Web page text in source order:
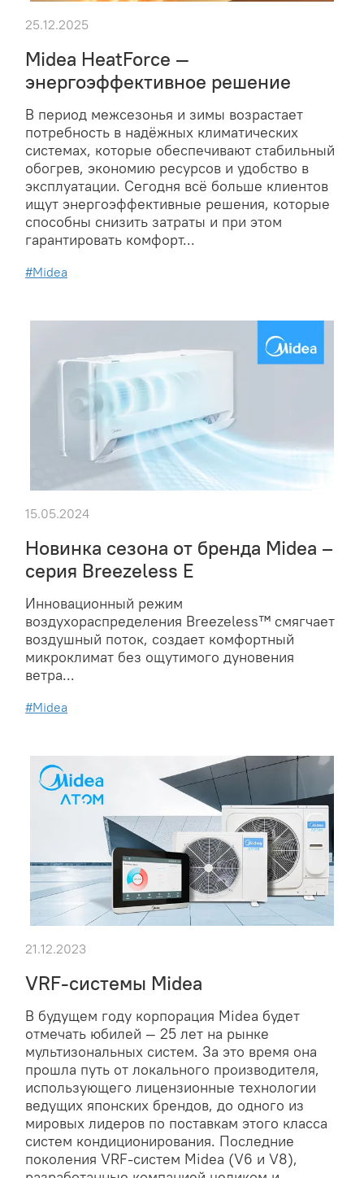
Midea HeatForce —
энергоэффективное решение
В период межсезонья и зимы возрастает
потребность в надёжных климатических
системах, которые обеспечивают стабильный
обогрев, экономию ресурсов и удобство в
эксплуатации. Сегодня всё больше клиентов
ищут энергоэффективные решения, которые
способны снизить затраты и при этом
гарантировать комфорт...
25.12.2025
#Midea
Новинка сезона от бренда Midea –
cерия Breezeless E
Инновационный режим
воздухораспределения Breezeless™ смягчает
воздушный поток, создает комфортный
микроклимат без ощутимого дуновения
ветра...
15.05.2024
#Midea
VRF-системы Midea
В будущем году корпорация Midea будет
отмечать юбилей — 25 лет на рынке
мультизональных систем. За это время она
прошла путь от локального производителя,
использующего лицензионные технологии
ведущих японских брендов, до одного из
мировых лидеров по поставкам этого класса
систем кондиционирования. Последние
поколения VRF-систем Midea (V6 и V8),
21.12.2023